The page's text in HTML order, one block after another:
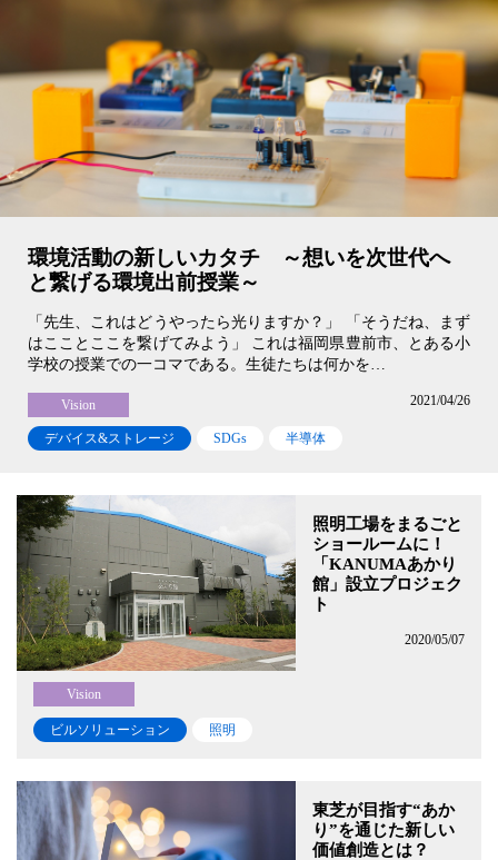
環境活動の新しいカタチ ～想いを次世代へ
と繋げる環境出前授業～
「先生、これはどうやったら光りますか？」 「そうだね、まず
はこことここを繋げてみよう」 これは福岡県豊前市、とある小
学校の授業での一コマである。生徒たちは何かを…
2021/04/26
Vision
デバイス&ストレージ SDGs 半導体
照明工場をまるごと
ショールームに！
「KANUMAあかり
館」設立プロジェク
ト
2020/05/07
Vision
ビルソリューション 照明
東芝が目指す“あか
り”を通じた新しい
価値創造とは？